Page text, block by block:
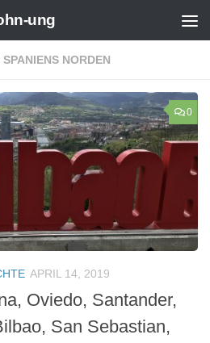
ung
SPANIENS NORDEN
0
APRIL 14, 2019
Oviedo, Santander,
San Sebastian,